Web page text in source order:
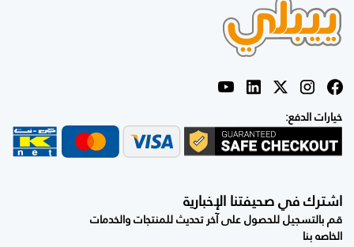
خيارات الدفع:
اشترك في صحيفتنا الإخبارية
قم بالتسجيل للحصول على آخر تحديث للمنتجات والخدمات
الخاصه بنا